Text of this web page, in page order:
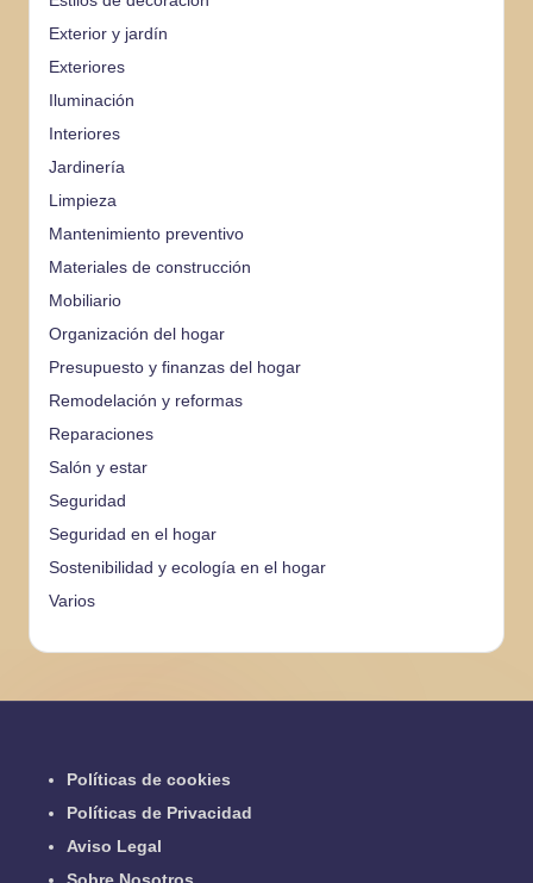
Exterior y jardín
Exteriores
Iluminación
Interiores
Jardinería
Limpieza
Mantenimiento preventivo
Materiales de construcción
Mobiliario
Organización del hogar
Presupuesto y finanzas del hogar
Remodelación y reformas
Reparaciones
Salón y estar
Seguridad
Seguridad en el hogar
Sostenibilidad y ecología en el hogar
Varios
Políticas de cookies
Políticas de Privacidad
Aviso Legal